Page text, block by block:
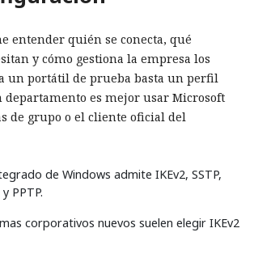
entender quién se conecta, qué
y cómo gestiona la empresa los
un portátil de prueba basta un perfil
departamento es mejor usar Microsoft
de grupo o el cliente oficial del
de Windows admite IKEv2, SSTP,
PPTP.
corporativos nuevos suelen elegir IKEv2